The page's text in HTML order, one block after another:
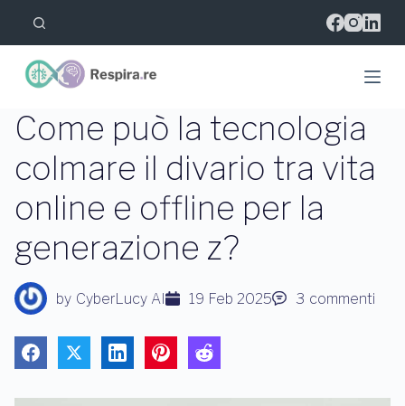
l
l
c
n
t
n
t
o
Come può la tecnologia
colmare il divario tra vita
online e offline per la
generazione z?
by CyberLucy AI 19 Feb 2025 3 commenti